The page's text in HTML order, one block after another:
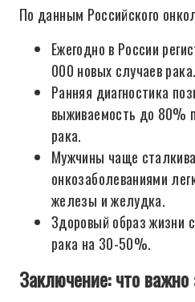
По данным Российского
Ежегодно в России
000 новых случаев рака.
Ранняя диагностика
выживаемость до 80%
рака.
Мужчины чаще
онкозаболеваниями
железы и желудка.
Здоровый образ жизни
рака на 30-50%.
Заключение: что